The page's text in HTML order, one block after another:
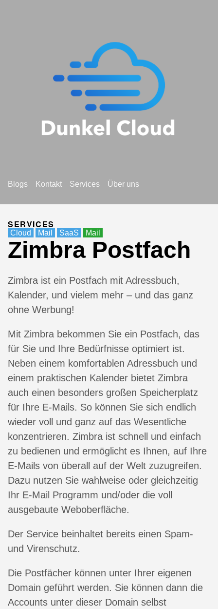
Blogs Kontakt Services Über uns
SERVICES
Cloud Mail SaaS Mail
Zimbra Postfach
Zimbra ist ein Postfach mit Adressbuch,
Kalender, und vielem mehr – und das ganz
ohne Werbung!
Mit Zimbra bekommen Sie ein Postfach, das
für Sie und Ihre Bedürfnisse optimiert ist.
Neben einem komfortablen Adressbuch und
einem praktischen Kalender bietet Zimbra
auch einen besonders großen Speicherplatz
für Ihre E-Mails. So können Sie sich endlich
wieder voll und ganz auf das Wesentliche
konzentrieren. Zimbra ist schnell und einfach
zu bedienen und ermöglicht es Ihnen, auf Ihre
E-Mails von überall auf der Welt zuzugreifen.
Dazu nutzen Sie wahlweise oder gleichzeitig
Ihr E-Mail Programm und/oder die voll
ausgebaute Weboberfläche.
Der Service beinhaltet bereits einen Spam-
und Virenschutz.
Die Postfächer können unter Ihrer eigenen
Domain geführt werden. Sie können dann die
Accounts unter dieser Domain selbst